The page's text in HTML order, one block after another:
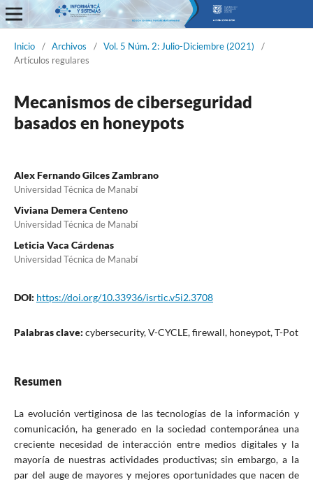
Informática y Sistemas
Inicio / Archivos / Vol. 5 Núm. 2: Julio-Diciembre (2021)
/
Artículos regulares
Mecanismos de ciberseguridad
basados en honeypots
Alex Fernando Gilces Zambrano
Universidad Técnica de Manabí
Viviana Demera Centeno
Universidad Técnica de Manabí
Leticia Vaca Cárdenas
Universidad Técnica de Manabí
DOI: https://doi.org/10.33936/isrtic.v5i2.3708
Palabras clave: cybersecurity, V-CYCLE, firewall, honeypot, T-Pot
Resumen
La evolución vertiginosa de las tecnologías de la información y
comunicación, ha generado en la sociedad contemporánea una
creciente necesidad de interacción entre medios digitales y la
mayoría de nuestras actividades productivas; sin embargo, a la
par del auge de mayores y mejores oportunidades que nacen de